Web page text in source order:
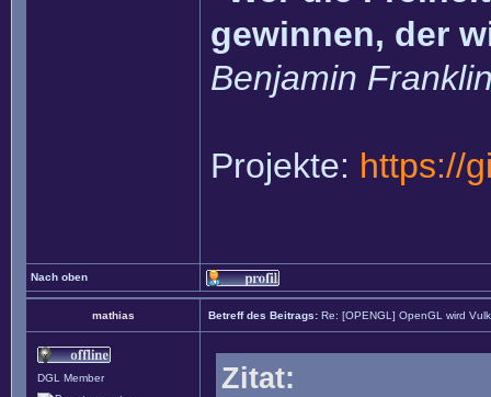
gewinnen, der
Benjamin
Projekte: https://
Nach oben
mathias Betreff des Beitrags: Re: [OPENGL] OpenGL wird
DGL Member Zitat: